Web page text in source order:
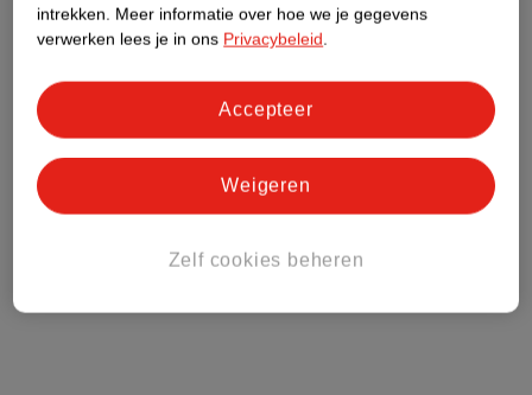
Meer informatie
Bestel & Bezorginformatie
Bekijk ook
intrekken. Meer informatie over hoe we je gegevens
verwerken lees je in ons Privacybeleid.
Zelf cookies beheren
Weigeren
Accepteer